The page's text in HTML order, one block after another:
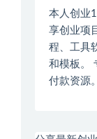
本人创业
享创业项
程、工具
和模板。
付款资源。